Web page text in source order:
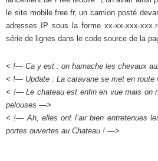
le site mobile.free.fr, un camion posté
adresses IP sous la forme xx-xx-xxx-
série de lignes dans le code source de la
< !— Ca y est : on harnache les chevaux
< !— Update : La caravane se met en
< !— Le chateau est enfin en vue mais on
pelouses —>
< !— Ah, elles ont l’air bien entretenues
portes ouvertes au Chateau ! —>